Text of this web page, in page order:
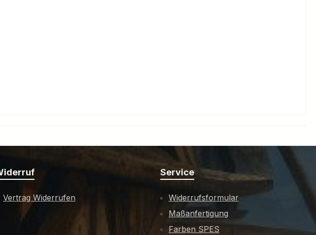
Vertrag Widerrufen
Service
Widerrufsformular
Maßanfertigung
Farben SPES